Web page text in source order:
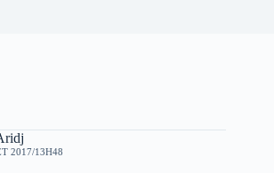
2017/13H48